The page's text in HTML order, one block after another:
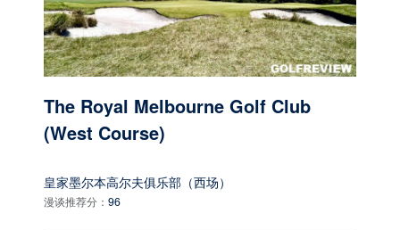
The Royal Melbourne Golf Club
(West Course)
皇家墨尔本高尔夫俱乐部（西场）
漫谈推荐分： 96